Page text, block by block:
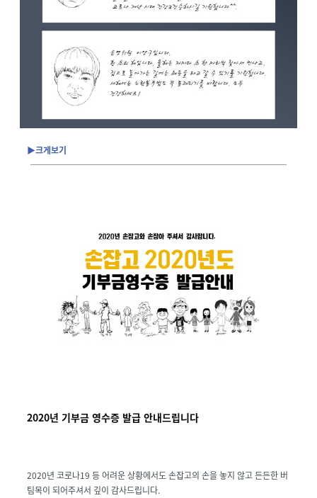
▶크게보기
2020년 기부금 영수증 발급 안내드립니다
2020년 코로나19 등 어려운 상황에서도 손잡고의 손을 놓지 않고 든든한 버
팀목이 되어주셔서 깊이 감사드립니다.